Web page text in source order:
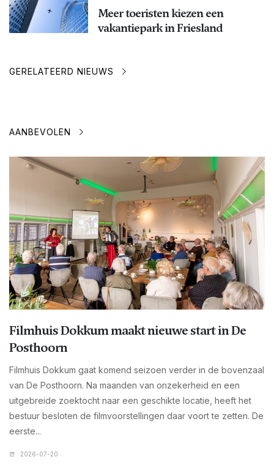
Meer toeristen kiezen een
vakantiepark in Friesland
GERELATEERD NIEUWS
AANBEVOLEN
Filmhuis Dokkum maakt nieuwe start in De
Posthoorn
Filmhuis Dokkum gaat komend seizoen verder in de bovenzaal
van De Posthoorn. Na maanden van onzekerheid en een
uitgebreide zoektocht naar een geschikte locatie, heeft het
bestuur besloten de filmvoorstellingen daar voort te zetten. De
eerste...
2026-07-20